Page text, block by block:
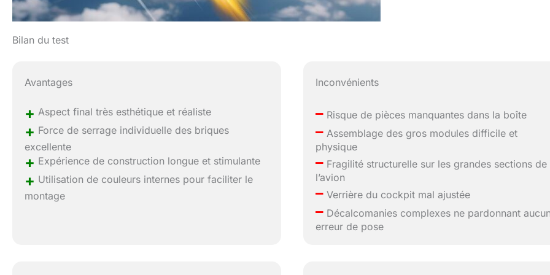
Bilan du test
Avantages
+ Aspect final très esthétique et réaliste
+ Force de serrage individuelle des briques
excellente
+ Expérience de construction longue et stimulante
+ Utilisation de couleurs internes pour faciliter le
montage
Inconvénients
– Risque de pièces manquantes dans la boîte
– Assemblage des gros modules difficile et
physique
– Fragilité structurelle sur les grandes sections de
l’avion
– Verrière du cockpit mal ajustée
– Décalcomanies complexes ne pardonnant
erreur de pose